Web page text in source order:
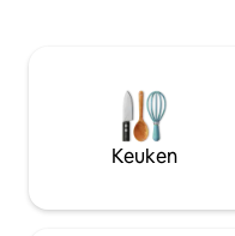
veelzijdige ruimte die
behoeften kan voldoen.
beschikt het over een
met een
Gdańsk.
Keuken